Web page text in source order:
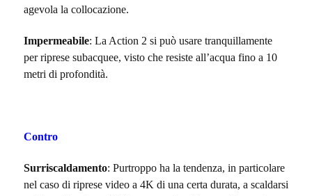
agevola la collocazione.
Impermeabile: La Action 2 si può usare tranquillamente
per riprese subacquee, visto che resiste all’acqua fino a 10
metri di profondità.
Contro
Surriscaldamento: Purtroppo ha la tendenza, in particolare
nel caso di riprese video a 4K di una certa durata, a scaldarsi